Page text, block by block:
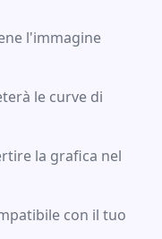
l'immagine
le curve di
la grafica nel
con il tuo